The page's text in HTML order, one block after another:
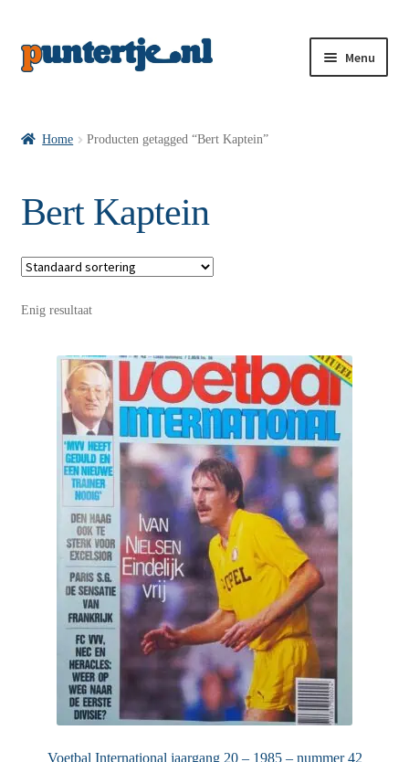
Menu
VI’s met Posters
Wie is puntertje
Puntertjes
Contact
Home Producten getagged “Bert Kaptein”
Bert Kaptein
Enig resultaat
Voetbal International jaargang 20 – 1985 – nummer 42